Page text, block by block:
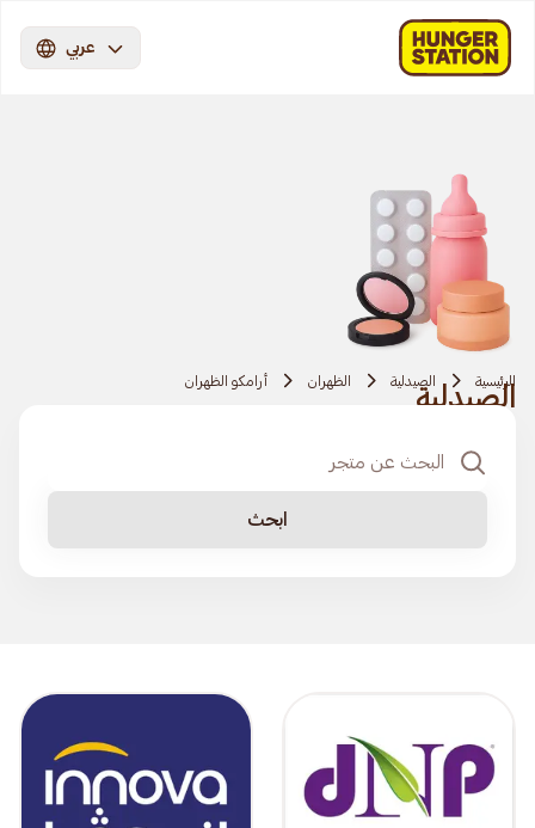
عربي
الرئيسية الصيدلية الظهران أرامكو الظهران
الصيدلية
ابحث